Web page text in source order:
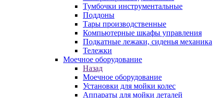
Тумбочки инструментальные
Поддоны
Тары производственные
Компьютерные шкафы управления
Подкатные лежаки, сиденья механика
Тележки
Моечное оборудование
Назад
Моечное оборудование
Установки для мойки колес
Аппараты для мойки деталей